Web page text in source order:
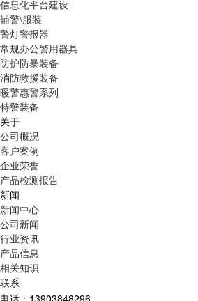
信息化平台建设
辅警\服装
警灯警报器
常规办公警用器具
防护防暴装备
消防救援装备
暖警惠警系列
特警装备
关于
公司概况
客户案例
企业荣誉
产品检测报告
新闻
新闻中心
公司新闻
行业资讯
产品信息
相关知识
联系
电话：13903848296